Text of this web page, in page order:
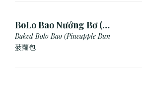
BoLo Bao Nướng Bơ (1
Cái)
Baked Bolo Bao (Pineapple Bun
菠蘿包